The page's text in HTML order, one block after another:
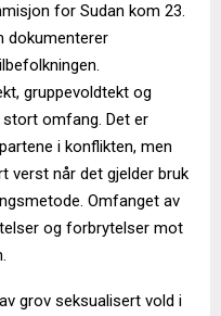
for Sudan kom 23.
dokumenterer
gruppevoldtekt og
omfang. Det er
i konflikten, men
verst når det gjelder bruk
Omfanget av
og forbrytelser mot
grov seksualisert vold i